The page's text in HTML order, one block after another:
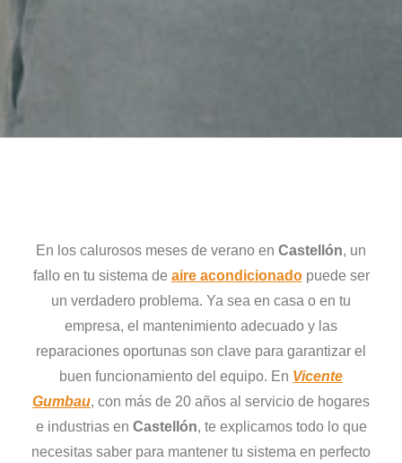
En los calurosos meses de verano en Castellón, un
fallo en tu sistema de aire acondicionadopuede ser
un verdadero problema. Ya sea en casa o en tu
empresa, el mantenimiento adecuado y las
reparaciones oportunas son clave para garantizar el
buen funcionamiento del equipo. En Vicente
Gumbau, con más de 20 años al servicio de hogares
e industrias en Castellón, te explicamos todo lo que
necesitas saber para mantener tu sistema en perfecto